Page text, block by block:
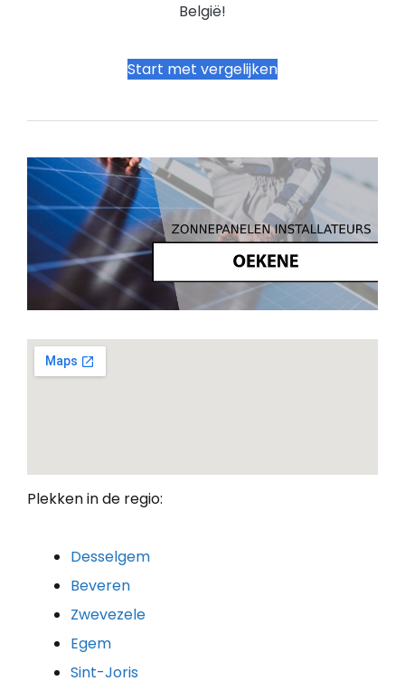
België!
Start met vergelijken
Plekken in de regio:
Desselgem
Beveren
Zwevezele
Egem
Sint-Joris